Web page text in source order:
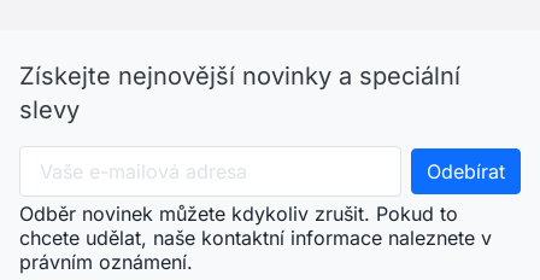
Získejte nejnovější novinky a speciální
slevy
Odběr novinek můžete kdykoliv zrušit. Pokud to
chcete udělat, naše kontaktní informace naleznete v
právním oznámení.